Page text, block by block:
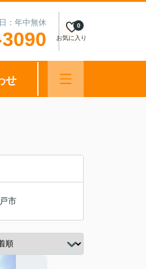
：年中無休
お気に入り
0
せ
市